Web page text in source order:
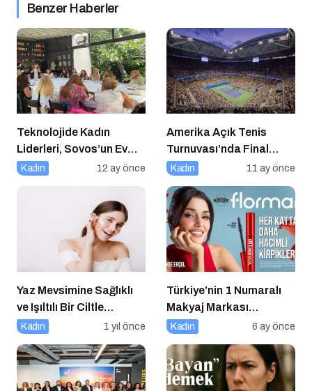
Benzer Haberler
Teknolojide Kadın
Liderleri, Sovos’un Ev
Sahipliğinde Bir Araya
Kadın 12 ay önce
Amerika Açık Tenis
Turnuvası’nda Final
Heyecanı Eurosport’ta!
Kadın 11 ay önce
Yaz Mevsimine Sağlıklı
ve Işıltılı Bir Ciltle
Merhaba Deyin
Kadın 1 yıl önce
Türkiye’nin 1 Numaralı
Makyaj Markası
Flormar’ın Yeni Global
Erçel” ile ilk lansmanı:
“Volume Up Mascara”
Kadın 6 ay önce